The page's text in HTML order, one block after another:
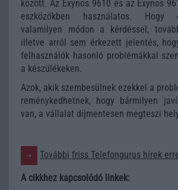
között. Az Exynos 9610 és az Exynos
eszközökben használatos. Hogy
valamilyen módon a kérdéssel,
illetve arról sem érkezett jelentés,
felhasználók hasonló problémákkal
a készülékeken.
Azok, akik szembesülnek ezekkel a
reménykedhetnek, hogy bármilyen
van, a vállalat díjmentesen megteszi
További friss Telefongurus hírek
A cikkhez kapcsolódó linkek: